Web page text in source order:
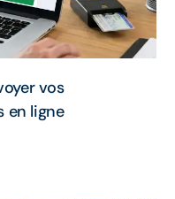
vos
en ligne